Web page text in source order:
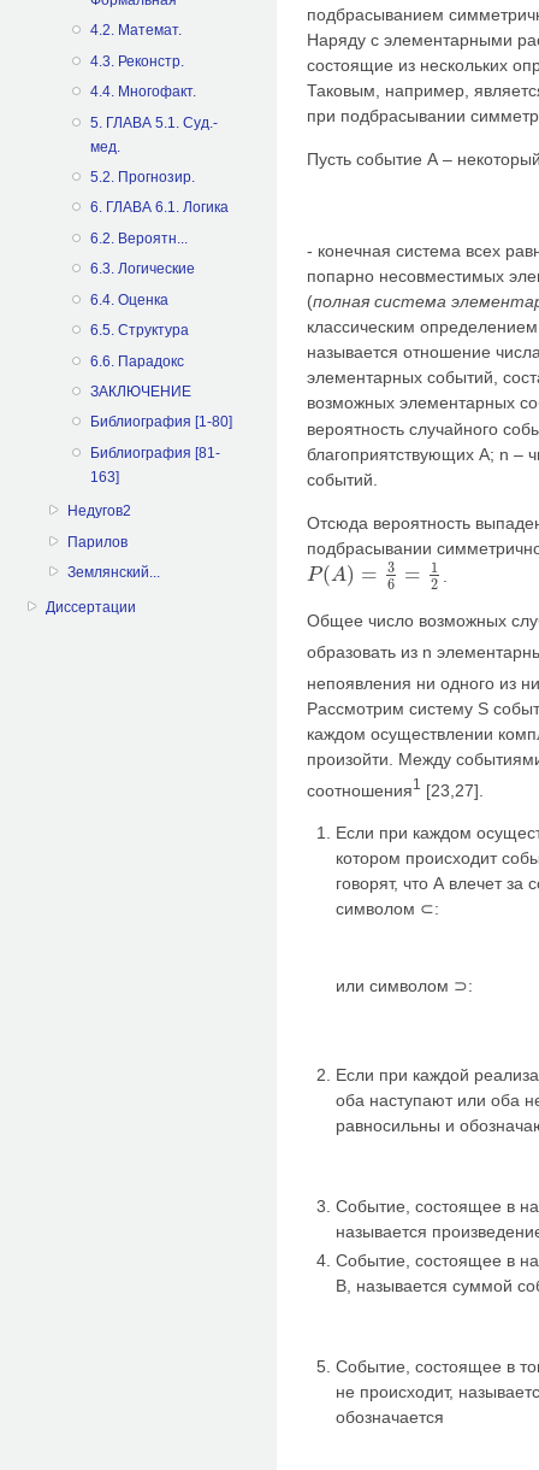
4.2. Математ.
4.3. Реконстр.
4.4. Многофакт.
5. ГЛАВА 5.1. Суд.-
мед.
5.2. Прогнозир.
6. ГЛАВА 6.1. Логика
6.2. Вероятн...
6.3. Логические
6.4. Оценка
6.5. Структура
6.6. Парадокс
ЗАКЛЮЧЕНИЕ
Библиография [1-80]
Библиография [81-
163]
Недугов2
Парилов
Землянский...
Диссертации
подбрасыванием
Наряду с элементарными
состоящие из нескольких
Таковым, например,
при подбрасывании
Пусть событие А –
- конечная система всех
попарно несовместимых
(полная система
классическим
называется отношение
элементарных событий,
возможных элементарных
вероятность случайного
благоприятствующих А; n –
событий.
Отсюда вероятность
подбрасывании
P(A) =
3
6
=
1
2
P(A )=3 =1
Общее число возможных
образовать из n
непоявления ни одного из
Рассмотрим систему S
каждом осуществлении
произойти. Между
соотношения1 [23,27].
Если при каждом
котором происходит
говорят, что А влечет за
символом ⊂:
или символом ⊃:
Если при каждой
оба наступают или оба
равносильны и
Событие, состоящее в
называется
Событие, состоящее в
В, называется суммой
Событие, состоящее в
не происходит,
обозначается